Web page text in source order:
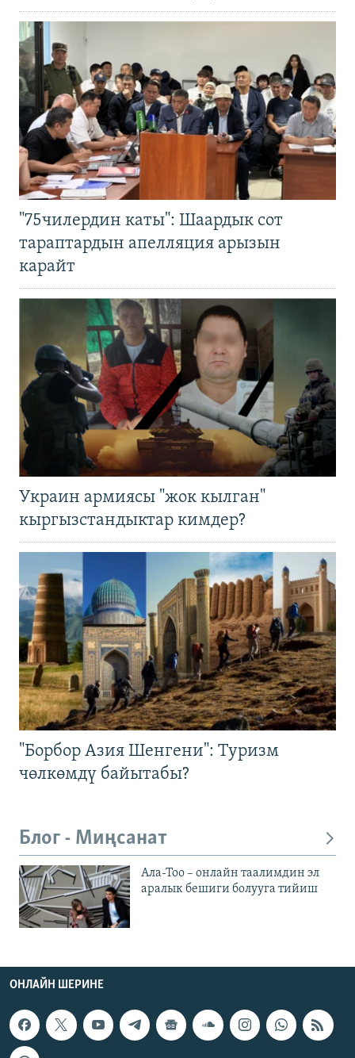
"75чилердин каты": Шаардык сот
тараптардын апелляция арызын
карайт
Украин армиясы "жок кылган"
кыргызстандыктар кимдер?
"Борбор Азия Шенгени": Туризм
чөлкөмдү байытабы?
Блог - Миңсанат
Ала-Тоо – онлайн таалимдин эл
аралык бешиги болууга тийиш
ОНЛАЙН ШЕРИНЕ